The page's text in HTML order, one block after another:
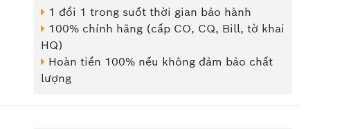
1 đổi 1 trong suốt thời gian bảo hành
100% chính hãng (cấp CO, CQ, Bill, tờ khai
HQ)
Hoàn tiền 100% nếu không đảm bảo chất
lượng